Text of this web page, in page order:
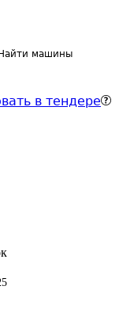
Найти машины
в тендере